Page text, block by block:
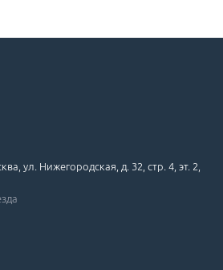
ул. Нижегородская, д. 32, стр. 4, эт. 2,